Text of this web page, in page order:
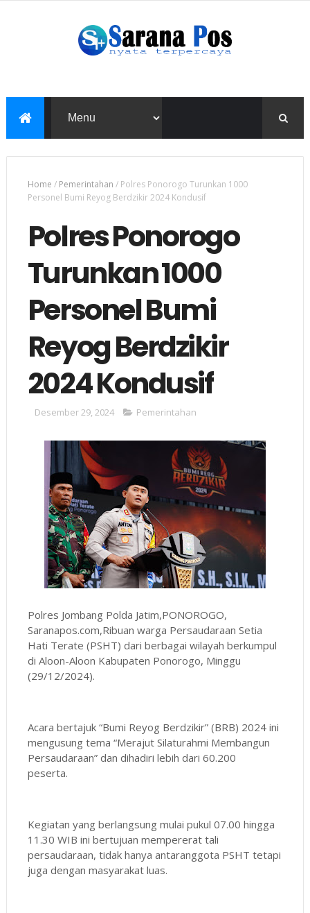
Home / Pemerintahan / Polres Ponorogo Turunkan 1000
Personel Bumi Reyog Berdzikir 2024 Kondusif
Polres Ponorogo
Turunkan 1000
Personel Bumi
Reyog Berdzikir
2024 Kondusif
Desember 29, 2024 Pemerintahan
Polres Jombang Polda Jatim,PONOROGO,
Saranapos.com,Ribuan warga Persaudaraan Setia
Hati Terate (PSHT) dari berbagai wilayah berkumpul
di Aloon-Aloon Kabupaten Ponorogo, Minggu
(29/12/2024).
Acara bertajuk “Bumi Reyog Berdzikir” (BRB) 2024 ini
mengusung tema “Merajut Silaturahmi Membangun
Persaudaraan” dan dihadiri lebih dari 60.200
peserta.
Kegiatan yang berlangsung mulai pukul 07.00 hingga
11.30 WIB ini bertujuan mempererat tali
persaudaraan, tidak hanya antaranggota PSHT tetapi
juga dengan masyarakat luas.